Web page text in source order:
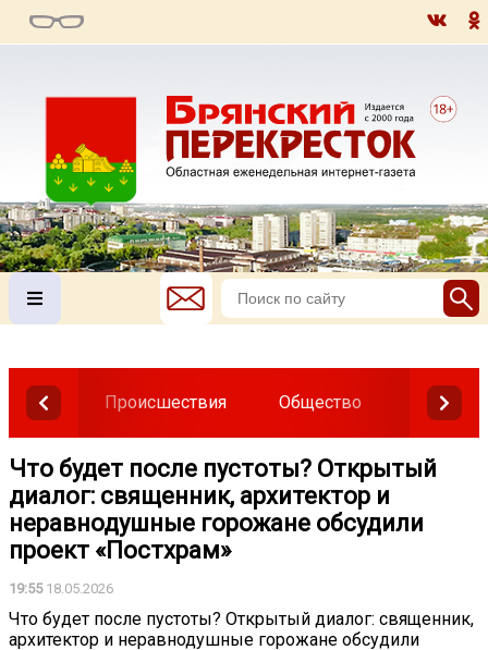
Происшествия Общество Власть
Что будет после пустоты? Открытый
диалог: священник, архитектор и
неравнодушные горожане обсудили
проект «Постхрам»
19:5518.05.2026
Что будет после пустоты? Открытый диалог: священник,
архитектор и неравнодушные горожане обсудили